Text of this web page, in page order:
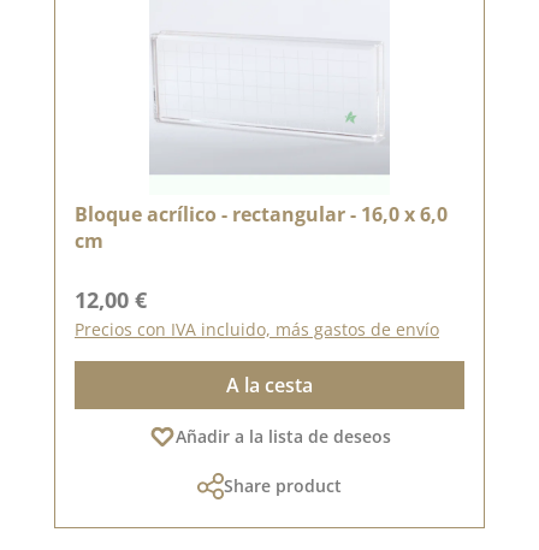
Bloque acrílico - rectangular - 16,0 x 6,0
cm
Precio normal:
12,00 €
Precios con IVA incluido, más gastos de envío
A la cesta
Añadir a la lista de deseos
Share product